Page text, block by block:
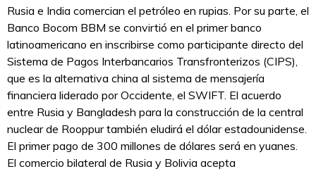
Rusia e India comercian el petróleo en rupias. Por su parte, el
Banco Bocom BBM se convirtió en el primer banco
latinoamericano en inscribirse como participante directo del
Sistema de Pagos Interbancarios Transfronterizos (CIPS),
que es la alternativa china al sistema de mensajería
financiera liderado por Occidente, el SWIFT. El acuerdo
entre Rusia y Bangladesh para la construcción de la central
nuclear de Rooppur también eludirá el dólar estadounidense.
El primer pago de 300 millones de dólares será en yuanes.
El comercio bilateral de Rusia y Bolivia acepta